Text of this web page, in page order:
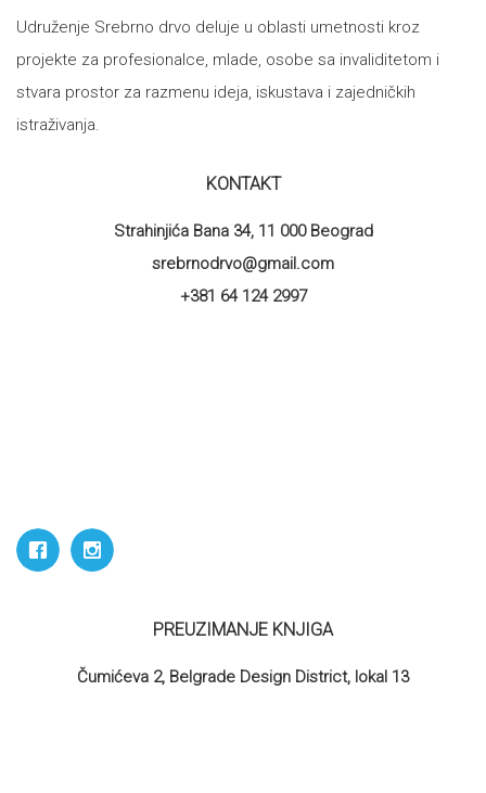
Udruženje Srebrno drvo deluje u oblasti umetnosti kroz
projekte za profesionalce, mlade, osobe sa invaliditetom i
stvara prostor za razmenu ideja, iskustava i zajedničkih
istraživanja.
KONTAKT
Strahinjića Bana 34, 11 000 Beograd
srebrnodrvo@gmail.com
+381 64 124 2997
PREUZIMANJE KNJIGA
Čumićeva 2, Belgrade Design District, lokal 13